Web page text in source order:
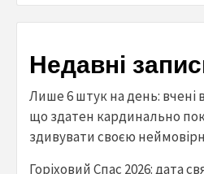
Недавні
Лише 6 штук на день: вчені
що здатен кардинально
здивувати своєю
Горіховий Спас 2026: дата